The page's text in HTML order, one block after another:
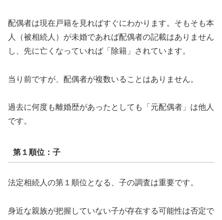
配偶者は現在戸籍を見ればすぐにわかります。そもそも本
人（被相続人）が未婚であれば配偶者の記載はありません
し、先に亡くなっていれば「除籍」されています。
当り前ですが、配偶者が複数いることはありません。
過去に何度も離婚歴があったとしても「元配偶者」は他人
です。
第１順位：子
法定相続人の第１順位となる、子の調査は重要です。
身近な親族が把握していない子が存在する可能性は否定で